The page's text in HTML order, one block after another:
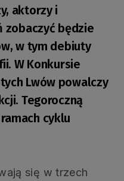
aktorzy i
zobaczyć będzie
w tym debiuty
W Konkursie
Lwów powalczy
Tegoroczną
cyklu
się w trzech